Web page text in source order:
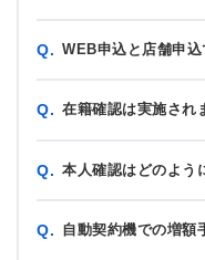
Q. WEB申込と店舗申
Q. 在籍確認は実施され
Q. 本人確認はどのよう
Q. 自動契約機での増額